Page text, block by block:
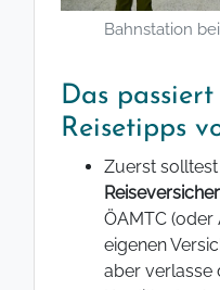
Bahnstation
Das
Reisetipps
Zuerst
ÖAMTC (oder
eigenen
aber verlasse